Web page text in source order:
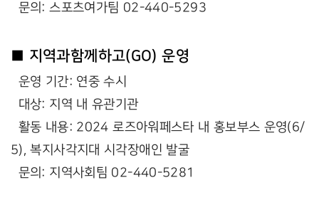
문의: 스포츠여가팀 02-440-5293
■ 지역과함께하고(GO) 운영
운영 기간: 연중 수시
대상: 지역 내 유관기관
활동 내용: 2024 로즈아워페스타 내 홍보부스 운영(6/
5), 복지사각지대 시각장애인 발굴
문의: 지역사회팀 02-440-5281